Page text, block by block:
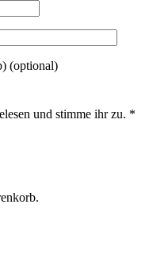
(optional)
und stimme ihr zu. *